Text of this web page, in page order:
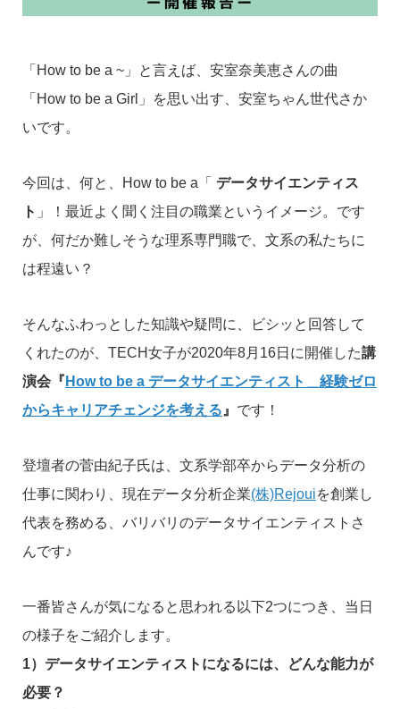
「How to be a ~」と言えば、安室奈美恵さんの曲
「How to be a Girl」を思い出す、安室ちゃん世代さか
いです。
今回は、何と、How to be a「 データサイエンティス
ト 」！最近よく聞く注目の職業というイメージ。です
が、何だか難しそうな理系専門職で、文系の私たちに
は程遠い？
そんなふわっとした知識や疑問に、ビシッと回答して
くれたのが、TECH女子が2020年8月16日に開催した講
演会『 How to be a データサイエンティスト＿経験ゼロ
からキャリアチェンジを考える』 です！
登壇者の菅由紀子氏は、文系学部卒からデータ分析の
仕事に関わり、現在データ分析企業(株)Rejouiを創業し
代表を務める、バリバリのデータサイエンティストさ
んです♪
一番皆さんが気になると思われる以下2つにつき、当日
の様子をご紹介します。
1）データサイエンティストになるには、どんな能力が
必要？